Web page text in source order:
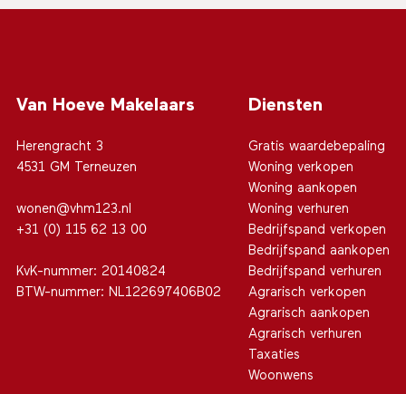
Van Hoeve Makelaars
Herengracht 3
4531 GM Terneuzen
wonen@vhm123.nl
+31 (0) 115 62 13 00
KvK-nummer: 20140824
BTW-nummer: NL122697406B02
Diensten
Gratis waardebepaling
Woning verkopen
Woning aankopen
Woning verhuren
Bedrijfspand verkopen
Bedrijfspand aankopen
Bedrijfspand verhuren
Agrarisch verkopen
Agrarisch aankopen
Agrarisch verhuren
Taxaties
Woonwens